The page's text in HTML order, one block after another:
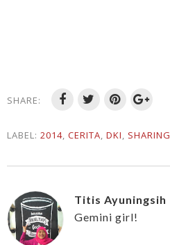
SHARE:
LABEL: 2014, CERITA, DKI, SHARING
Titis Ayuningsih
Gemini girl!